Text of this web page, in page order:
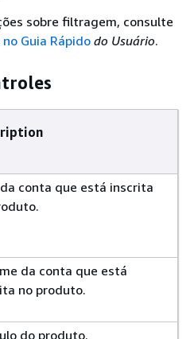
sobre filtragem, consulte
Guia Rápido do Usuário.
conta que está inscrita
da conta que está
no produto.
do produto.